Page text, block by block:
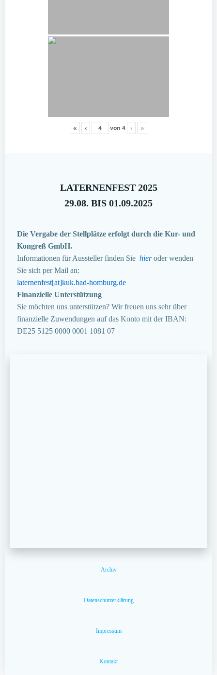
« ‹ von 4 › »
LATERNENFEST 2025
29.08. BIS 01.09.2025
Die Vergabe der Stellplätze erfolgt durch die Kur- und
Kongreß GmbH.
Informationen für Aussteller finden Sie hieroder wenden
Sie sich per Mail an:
laternenfest[at]kuk.bad-homburg.de
Finanzielle Unterstützung
Sie möchten uns unterstützen? Wir freuen uns sehr über
finanzielle Zuwendungen auf das Konto mit der IBAN:
DE25 5125 0000 0001 1081 07
Archiv
Datenschutzerklärung
Impressum
Kontakt